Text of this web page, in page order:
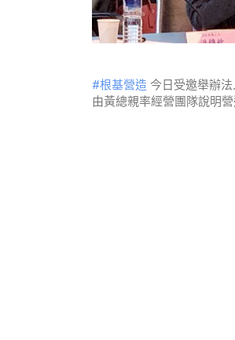
#根基營造 今日受邀舉辦
由黃總親率經營團隊說明